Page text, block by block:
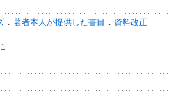
． 著者本人が提供した書目 ． 資料改正